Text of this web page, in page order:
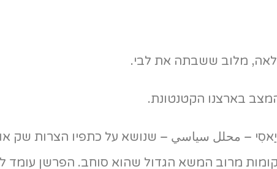
מלוב ששבתה את לבי.
המצב בארצנו הקטנטונת.
– محلل سياسي – שנושא על כתפיו הצרות שק או
מרוב המשא הגדול שהוא סוחב. הפרשן עומד